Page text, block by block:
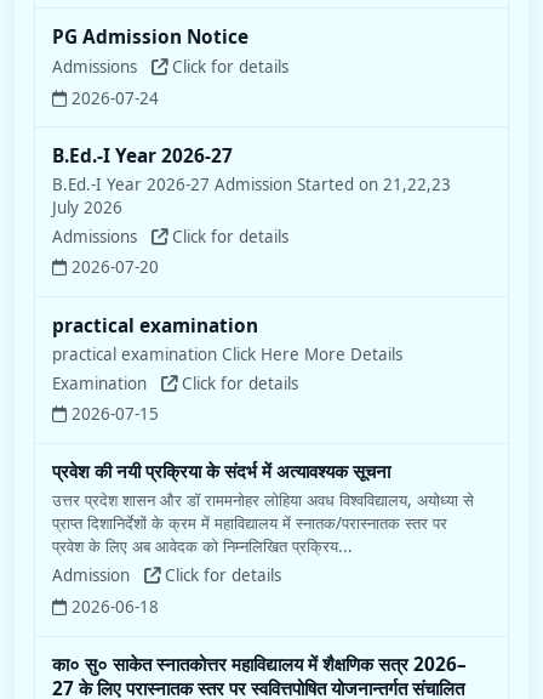
PG Admission Notice
Admissions
Click for details
2026-07-24
B.Ed.-I Year 2026-27
B.Ed.-I Year 2026-27 Admission Started on 21,22,23
July 2026
Admissions
Click for details
2026-07-20
practical examination
practical examination Click Here More Details
Examination
Click for details
2026-07-15
प्रवेश की नयी प्रक्रिया के संदर्भ में अत्यावश्यक सूचना
उत्तर प्रदेश शासन और डॉ राममनोहर लोहिया अवध विश्वविद्यालय, अयोध्या से
प्राप्त दिशानिर्देशों के क्रम में महाविद्यालय में स्नातक/परास्नातक स्तर पर
प्रवेश के लिए अब आवेदक को निम्नलिखित प्रक्रिय...
Admission
Click for details
2026-06-18
का० सु० साकेत स्नातकोत्तर महाविद्यालय में शैक्षणिक सत्र 2026–
27 के लिए परास्नातक स्तर पर स्ववित्तपोषित योजनान्तर्गत संचालित